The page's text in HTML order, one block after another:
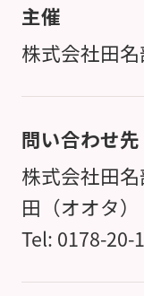
主催
株式会社田
問い合わせ先
株式会社田
田（オオタ）
Tel: 0178-